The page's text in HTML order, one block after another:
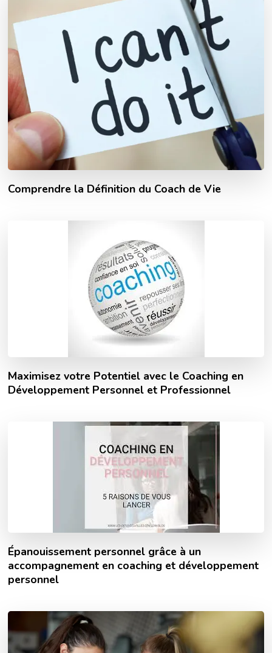
Comprendre la Définition du Coach de Vie
Maximisez votre Potentiel avec le Coaching en
Développement Personnel et Professionnel
Épanouissement personnel grâce à un
accompagnement en coaching et développement
personnel